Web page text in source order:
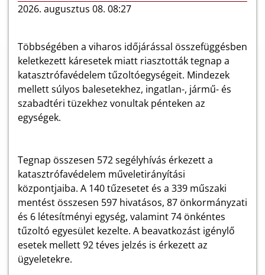
2026. augusztus 08. 08:27
Többségében a viharos időjárással összefüggésben
keletkezett káresetek miatt riasztották tegnap a
katasztrófavédelem tűzoltóegységeit. Mindezek
mellett súlyos balesetekhez, ingatlan-, jármű- és
szabadtéri tüzekhez vonultak pénteken az
egységek.
Tegnap összesen 572 segélyhívás érkezett a
katasztrófavédelem műveletirányítási
központjaiba. A 140 tűzesetet és a 339 műszaki
mentést összesen 597 hivatásos, 87 önkormányzati
és 6 létesítményi egység, valamint 74 önkéntes
tűzoltó egyesület kezelte. A beavatkozást igénylő
esetek mellett 92 téves jelzés is érkezett az
ügyeletekre.